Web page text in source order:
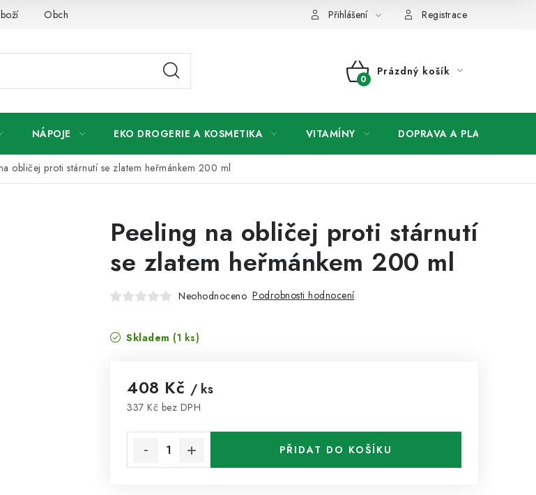
Obchodní podmínky Přihlášení Registrace
NÁKUPNÍ
Prázdný košík
NÁPOJE EKO DROGERIE A KOSMETIKA VITAMÍNY DOPRAVA A PLATBA
obličej proti stárnutí se zlatem heřmánkem 200 ml
Peeling na obličej proti stárnutí
se zlatem heřmánkem 200 ml
Neohodnoceno Podrobnosti hodnocení
Skladem (1 ks)
408 Kč / ks
337 Kč bez DPH
PŘIDAT DO KOŠÍKU